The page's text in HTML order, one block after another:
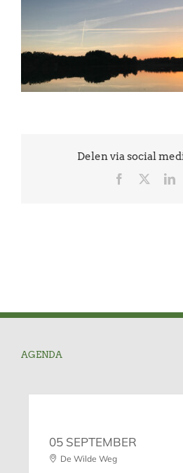
Delen via social
Facebook
AGENDA
05 SEPTEMBER
De Wilde Weg